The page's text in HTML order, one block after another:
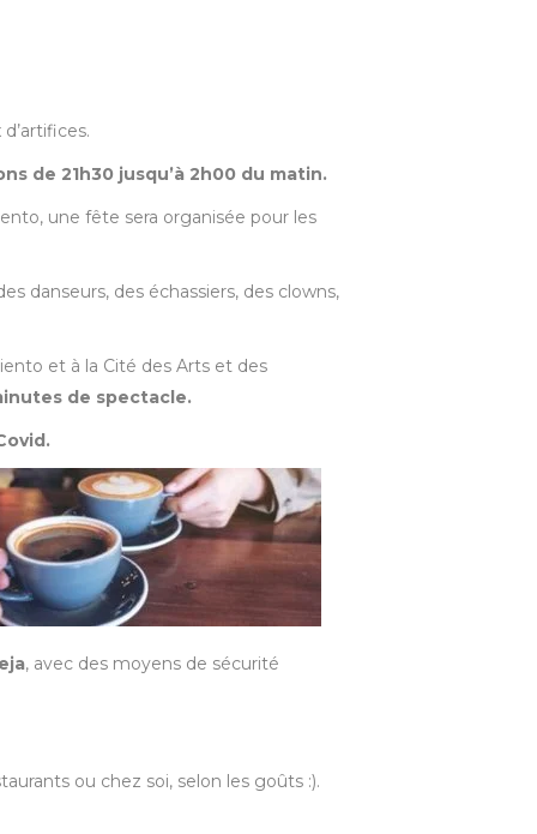
de 21h30 jusqu’à 2h00 du matin.
une fête sera organisée pour les
danseurs, des échassiers, des clowns,
et à la Cité des Arts et des
de spectacle.
, avec des moyens de sécurité
ou chez soi, selon les goûts :).